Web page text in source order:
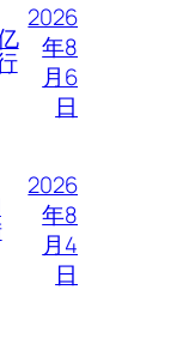
2026
年8
月6
日
2026
年8
月4
日